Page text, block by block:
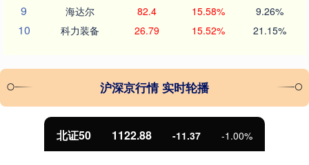
9 海达尔 82.4 15.58% 9.26%
10 科力装备 26.79 15.52% 21.15%
沪深京行情 实时轮播
北证50 1122.88 -11.37 -1.00%